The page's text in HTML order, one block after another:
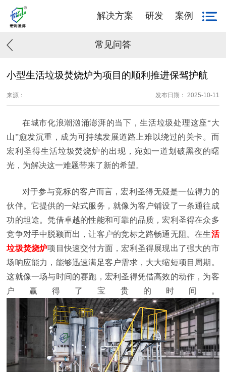
解决方案 研发 案例
常见问答
小型生活垃圾焚烧炉为项目的顺利推进保驾护航
来源： 发布日期： 2025-10-11
在城市化浪潮汹涌澎湃的当下，生活垃圾处理这座“大
山”愈发沉重，成为可持续发展道路上难以绕过的关卡。而
宏利圣得生活垃圾焚烧炉的出现，宛如一道划破黑夜的曙
光，为解决这一难题带来了新的希望。
对于参与竞标的客户而言，宏利圣得无疑是一位得力的
伙伴。它提供的一站式服务，就像为客户铺设了一条通往成
功的坦途。凭借卓越的性能和可靠的品质，宏利圣得在众多
竞争对手中脱颖而出，让客户的竞标之路畅通无阻。在生活
垃圾焚烧炉项目快速交付方面，宏利圣得展现出了强大的市
场响应能力，能够迅速满足客户需求，大大缩短项目周期。
这就像一场与时间的赛跑，宏利圣得凭借高效的动作，为客
户赢得了宝贵的时间。